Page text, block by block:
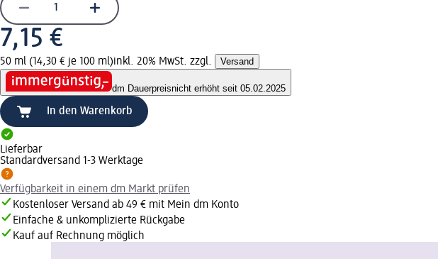
7,15 €
50 ml (14,30 € je 100 ml)inkl. 20% MwSt. zzgl. Versand
dm Dauerpreisnicht erhöht seit 05.02.2025
In den Warenkorb
Lieferbar
Standardversand 1-3 Werktage
Verfügbarkeit in einem dm Markt prüfen
Kostenloser Versand ab 49 € mit Mein dm Konto
Einfache & unkomplizierte Rückgabe
Kauf auf Rechnung möglich